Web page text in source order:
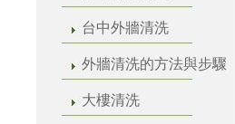
台中外牆清洗
外牆清洗的方法與步驟
大樓清洗